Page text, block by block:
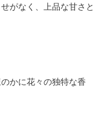
がなく、上品な甘さと
かに花々の独特な香